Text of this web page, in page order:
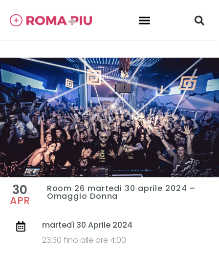
30
APR
Room 26 martedi 30 aprile 2024 –
Omaggio Donna
martedì 30 Aprile 2024
23:30 fino alle ore 4:00